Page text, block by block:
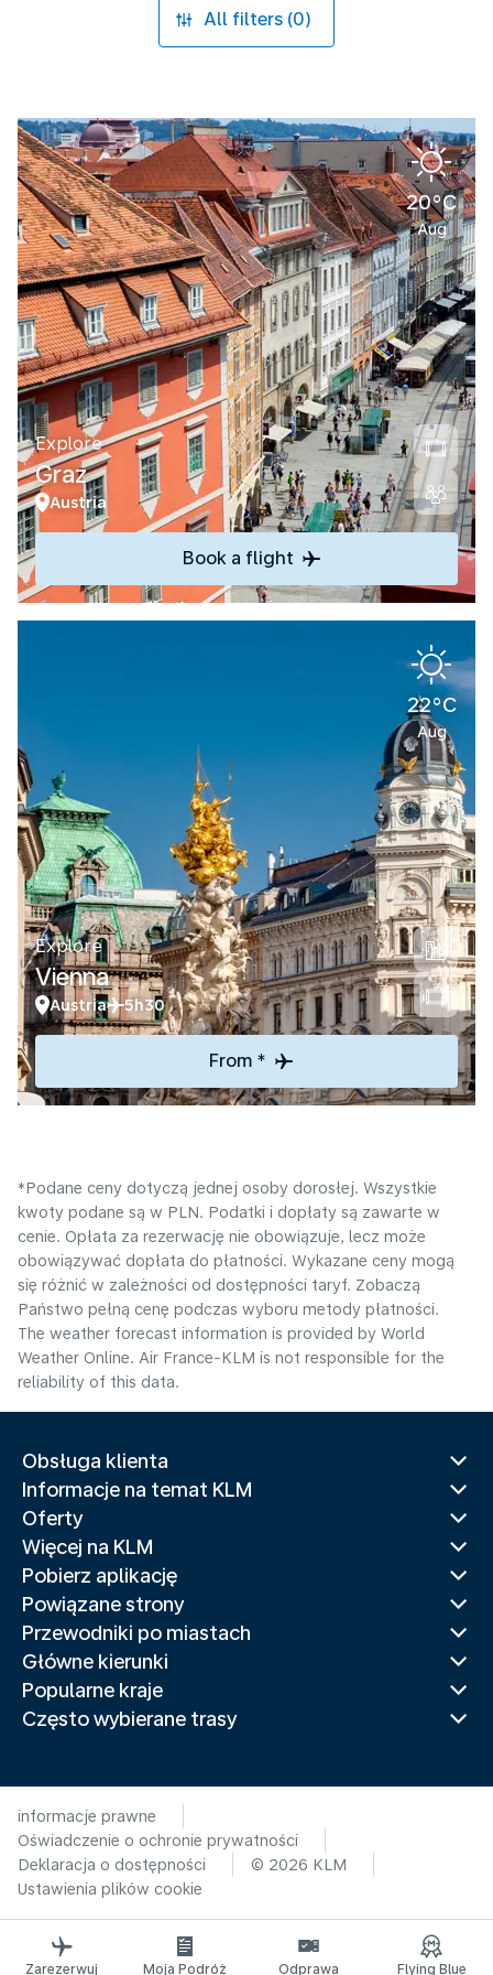
All filters (0)
20°C
Aug
Explore
Graz
Austria
Book a flight
22°C
Aug
Explore
Vienna
Austria 5h30
From *
*Podane ceny dotyczą jednej osoby dorosłej. Wszystkie
kwoty podane są w PLN. Podatki i dopłaty są zawarte w
cenie. Opłata za rezerwację nie obowiązuje, lecz może
obowiązywać dopłata do płatności. Wykazane ceny mogą
się różnić w zależności od dostępności taryf. Zobaczą
Państwo pełną cenę podczas wyboru metody płatności.
The weather forecast information is provided by World
Weather Online. Air France-KLM is not responsible for the
reliability of this data.
Obsługa klienta
Informacje na temat KLM
Oferty
Więcej na KLM
Pobierz aplikację
Powiązane strony
Przewodniki po miastach
Główne kierunki
Popularne kraje
Często wybierane trasy
informacje prawne
Oświadczenie o ochronie prywatności
Deklaracja o dostępności
© 2026 KLM
Ustawienia plików cookie
Zarezerwuj Moja Podróż Odprawa Flying Blue